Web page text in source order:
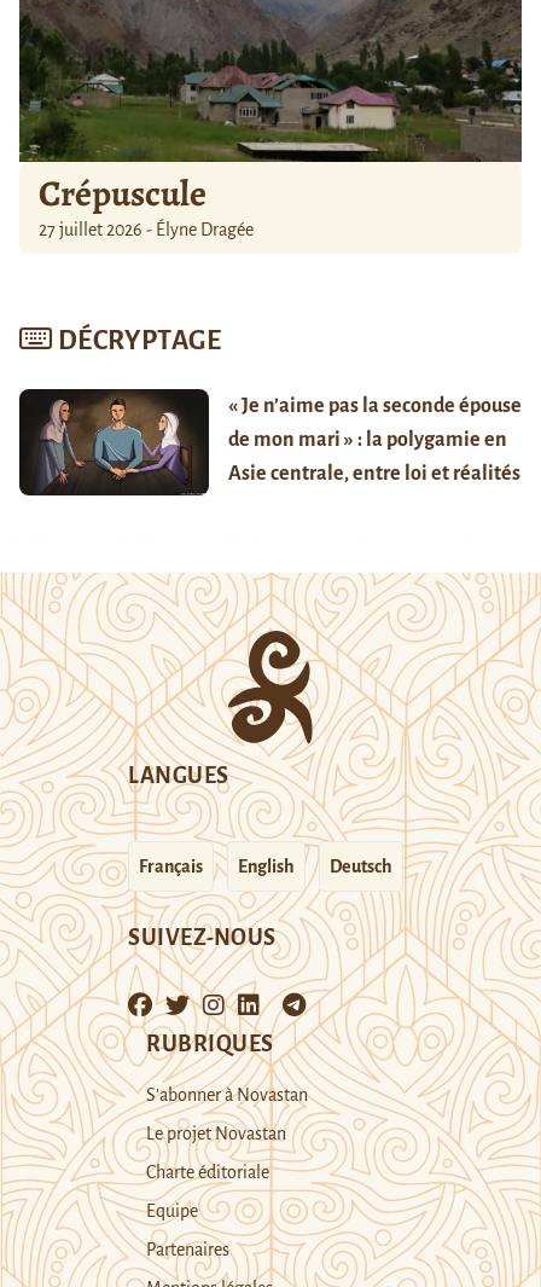
Crépuscule
27 juillet 2026 - Élyne Dragée
DÉCRYPTAGE
« Je n’aime pas la seconde épouse
de mon mari » : la polygamie en
Asie centrale, entre loi et réalités
LANGUES
Français English Deutsch
SUIVEZ-NOUS
RUBRIQUES
S’abonner à Novastan
Le projet Novastan
Charte éditoriale
Equipe
Partenaires